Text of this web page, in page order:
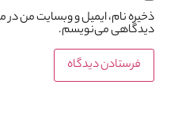
ذخیره نام، ایمیل و وبسایت من در
دیدگاهی می‌نویسم.